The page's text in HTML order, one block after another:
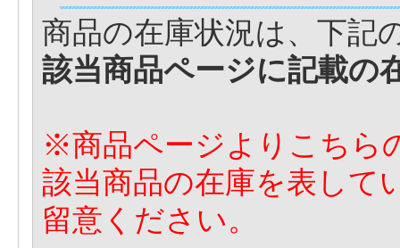
商品の在庫状況は、下記
該当商品ページに記載の
※商品ページよりこちら
該当商品の在庫を表して
留意ください。